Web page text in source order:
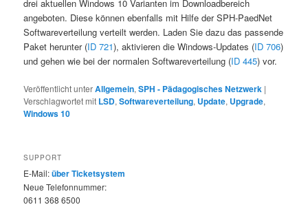
drei aktuellen Windows 10 Varianten im Downloadbereich
angeboten. Diese können ebenfalls mit Hilfe der SPH-PaedNet
Softwareverteilung verteilt werden. Laden Sie dazu das passende
Paket herunter (ID 721), aktivieren die Windows-Updates (ID 706)
und gehen wie bei der normalen Softwareverteilung (ID 445) vor.
Veröffentlicht unterAllgemein,SPH - Pädagogisches Netzwerk |
Verschlagwortet mit LSD,Softwareverteilung, Update, Upgrade,
Windows 10
SUPPORT
E-Mail:über Ticketsystem
Neue Telefonnummer:
0611 368 6500